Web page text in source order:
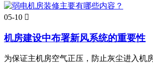
05-10 
机房建设中布署新风系统的重要性
为保证主机房空气正压，防止灰尘进入机